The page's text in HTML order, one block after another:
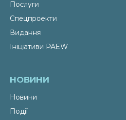
Послуги
Спецпроекти
Видання
Ініціативи PAEW
НОВИНИ
Новини
Події